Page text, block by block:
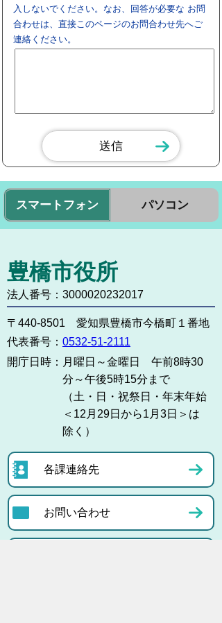
入しないでください。なお、回答が必要な お問
合わせは、直接このページのお問合わせ先へご
連絡ください。
スマートフォン パソコン
豊橋市役所
法人番号：3000020232017
〒440-8501 愛知県豊橋市今橋町１番地
代表番号： 0532-51-2111
開庁日時： 月曜日～金曜日 午前8時30
分～午後5時15分まで
（土・日・祝祭日・年末年始
＜12月29日から1月3日＞は
除く）
各課連絡先
お問い合わせ